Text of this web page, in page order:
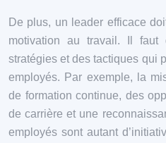
De plus, un leader efficace
motivation au travail. Il
stratégies et des tactiques qui
employés. Par exemple, la
de formation continue, des
de carrière et une
employés sont autant